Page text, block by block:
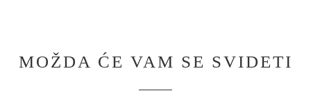
MOŽDA ĆE VAM SE SVIDETI